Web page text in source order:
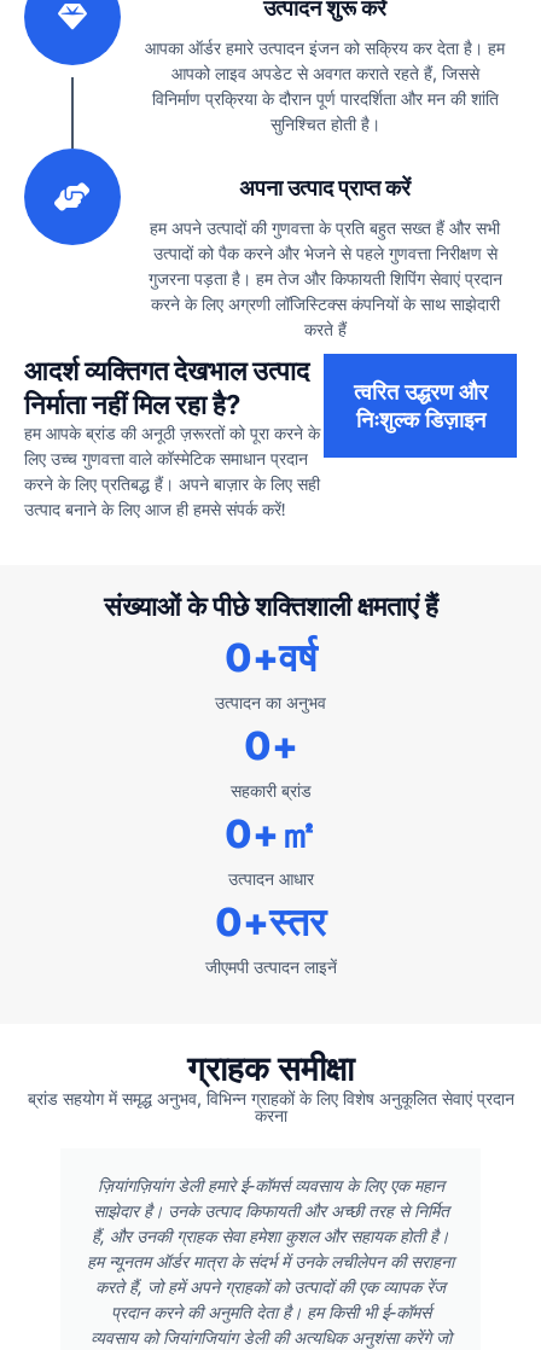
उत्पादन शुरू करें
आपका ऑर्डर हमारे उत्पादन इंजन को सक्रिय कर देता है। हम
आपको लाइव अपडेट से अवगत कराते रहते हैं, जिससे
विनिर्माण प्रक्रिया के दौरान पूर्ण पारदर्शिता और मन की शांति
सुनिश्चित होती है।
अपना उत्पाद प्राप्त करें
हम अपने उत्पादों की गुणवत्ता के प्रति बहुत सख्त हैं और सभी
उत्पादों को पैक करने और भेजने से पहले गुणवत्ता निरीक्षण से
गुजरना पड़ता है। हम तेज और किफायती शिपिंग सेवाएं प्रदान
करने के लिए अग्रणी लॉजिस्टिक्स कंपनियों के साथ साझेदारी
करते हैं
आदर्श व्यक्तिगत देखभाल उत्पाद
निर्माता नहीं मिल रहा है?
हम आपके ब्रांड की अनूठी ज़रूरतों को पूरा करने के
लिए उच्च गुणवत्ता वाले कॉस्मेटिक समाधान प्रदान
करने के लिए प्रतिबद्ध हैं। अपने बाज़ार के लिए सही
उत्पाद बनाने के लिए आज ही हमसे संपर्क करें!
त्वरित उद्धरण और
निःशुल्क डिज़ाइन
संख्याओं के पीछे शक्तिशाली क्षमताएं हैं
उत्पादन का अनुभव
0+वर्ष
सहकारी ब्रांड
0+
उत्पादन आधार
0+㎡
जीएमपी उत्पादन लाइनें
0+स्तर
ग्राहक समीक्षा
ब्रांड सहयोग में समृद्ध अनुभव, विभिन्न ग्राहकों के लिए विशेष अनुकूलित सेवाएं प्रदान
करना
ज़ियांगज़ियांग डेली हमारे ई-कॉमर्स व्यवसाय के लिए एक महान
साझेदार है। उनके उत्पाद किफायती और अच्छी तरह से निर्मित
हैं, और उनकी ग्राहक सेवा हमेशा कुशल और सहायक होती है।
हम न्यूनतम ऑर्डर मात्रा के संदर्भ में उनके लचीलेपन की सराहना
करते हैं, जो हमें अपने ग्राहकों को उत्पादों की एक व्यापक रेंज
प्रदान करने की अनुमति देता है। हम किसी भी ई-कॉमर्स
व्यवसाय को जियांगजियांग डेली की अत्यधिक अनुशंसा करेंगे जो